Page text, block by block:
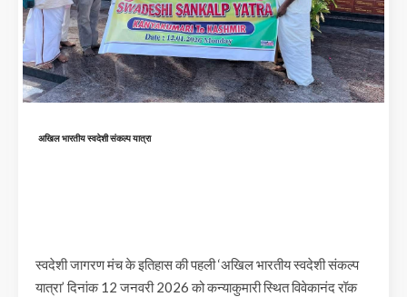
अखिल भारतीय स्वदेशी संकल्प यात्रा
स्वदेशी जागरण मंच के इतिहास की पहली ‘अखिल भारतीय स्वदेशी संकल्प
यात्रा’ दिनांक 12 जनवरी 2026 को कन्याकुमारी स्थित विवेकानंद रॉक